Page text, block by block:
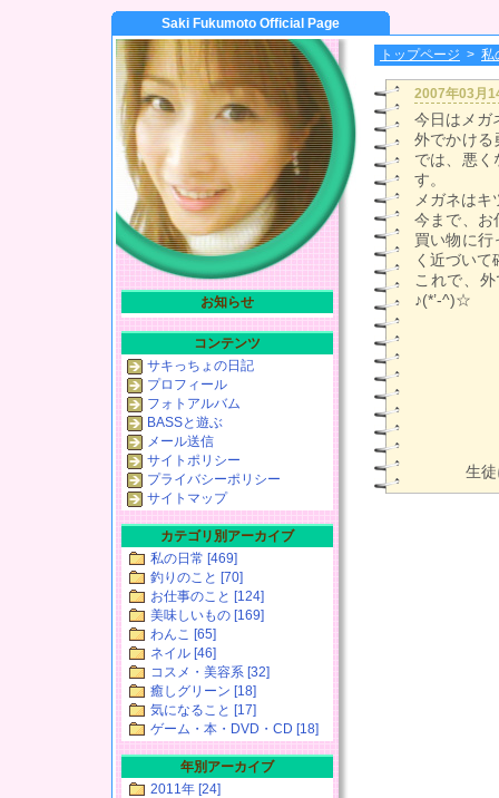
Saki Fukumoto Official Page
トップページ > 私
2007年03月
今日はメガ
外でかける
では、悪く
す。
メガネは
今まで、お
買い物に行
く近づいて
これで、
♪(*’-^)☆
生
お知らせ
コンテンツ
サキっちょの日記
プロフィール
フォトアルバム
BASSと遊ぶ
メール送信
サイトポリシー
プライバシーポリシー
サイトマップ
カテゴリ別アーカイブ
私の日常 [469]
釣りのこと [70]
お仕事のこと [124]
美味しいもの [169]
わんこ [65]
ネイル [46]
コスメ・美容系 [32]
癒しグリーン [18]
気になること [17]
ゲーム・本・DVD・CD [18]
年別アーカイブ
2011年 [24]